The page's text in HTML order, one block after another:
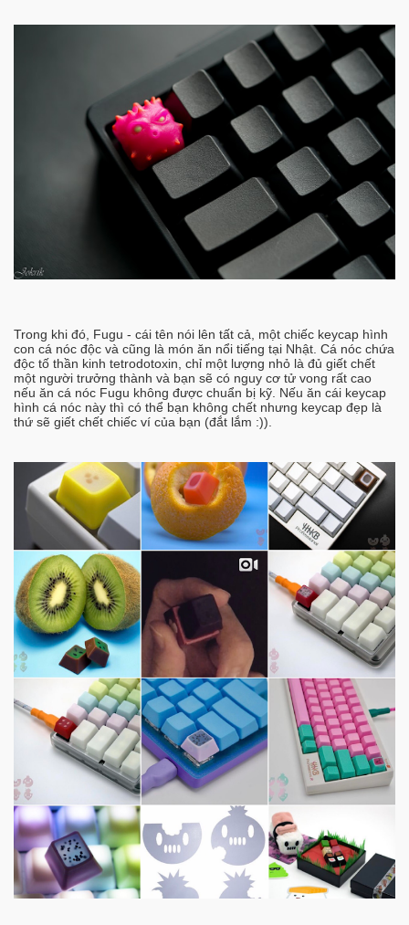
Trong khi đó, Fugu - cái tên nói lên tất cả, một chiếc keycap hình
con cá nóc độc và cũng là món ăn nổi tiếng tại Nhật. Cá nóc chứa
độc tố thần kinh tetrodotoxin, chỉ một lượng nhỏ là đủ giết chết
một người trưởng thành và bạn sẽ có nguy cơ tử vong rất cao
nếu ăn cá nóc Fugu không được chuẩn bị kỹ. Nếu ăn cái keycap
hình cá nóc này thì có thể bạn không chết nhưng keycap đẹp là
thứ sẽ giết chết chiếc ví của bạn (đắt lắm :)).